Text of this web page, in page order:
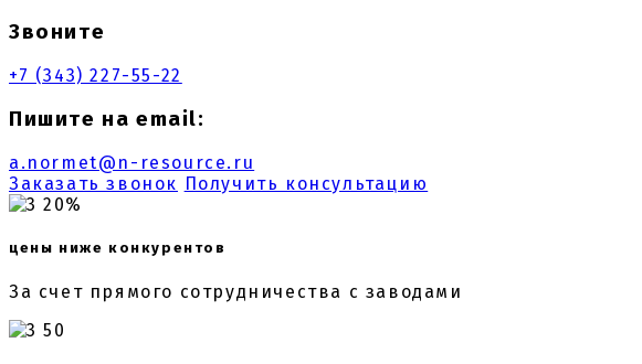
Звоните
+7 (343) 227-55-22
Пишите на email:
a.normet@n-resource.ru
Заказать звонок Получить консультацию
20%
цены ниже конкурентов
За счет прямого сотрудничества с заводами
50